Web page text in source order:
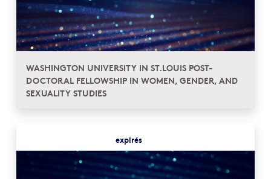
WASHINGTON UNIVERSITY IN ST.LOUIS POST-
DOCTORAL FELLOWSHIP IN WOMEN, GENDER, AND
SEXUALITY STUDIES
expirés